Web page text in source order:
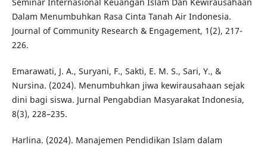
Dalam Menumbuhkan Rasa Cinta Tanah Air Indonesia.
Journal of Community Research & Engagement, 1(2), 217-
226.
Emarawati, J. A., Suryani, F., Sakti, E. M. S., Sari, Y., &
Nursina. (2024). Menumbuhkan jiwa kewirausahaan sejak
dini bagi siswa. Jurnal Pengabdian Masyarakat Indonesia,
8(3), 228–235.
Harlina. (2024). Manajemen Pendidikan Islam dalam